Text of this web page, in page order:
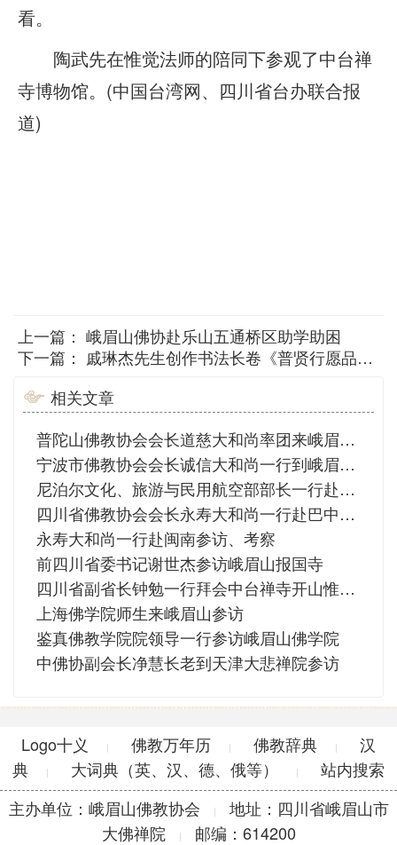
看。
陶武先在惟觉法师的陪同下参观了中台禅
寺博物馆。(中国台湾网、四川省台办联合报
道)
上一篇： 峨眉山佛协赴乐山五通桥区助学助困
下一篇： 戚琳杰先生创作书法长卷《普贤行愿品》 结缘峨眉山
相关文章
普陀山佛教协会会长道慈大和尚率团来峨眉山参访交流
宁波市佛教协会会长诚信大和尚一行到峨眉山参访交流
尼泊尔文化、旅游与民用航空部部长一行赴峨眉山大佛禅院、金顶华藏寺参观访问
四川省佛教协会会长永寿大和尚一行赴巴中考察调研
永寿大和尚一行赴闽南参访、考察
前四川省委书记谢世杰参访峨眉山报国寺
四川省副省长钟勉一行拜会中台禅寺开山惟觉长老
上海佛学院师生来峨眉山参访
鉴真佛教学院院领导一行参访峨眉山佛学院
中佛协副会长净慧长老到天津大悲禅院参访
Logo十义 | 佛教万年历 | 佛教辞典 |
汉
典
| 大词典（英、汉、德、俄等） |
站内搜索
主办单位：峨眉山佛教协会
|
地址：四川省峨眉山市
大佛禅院
| 邮编：614200